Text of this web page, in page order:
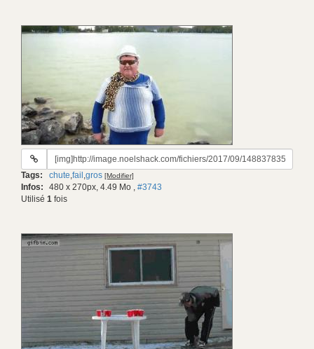
URL
gif:
Tags: chute,fail ,gros [Modifier]
Infos: 480 x 270px, 4.49 Mo , #3743
Utilisé 1 fois